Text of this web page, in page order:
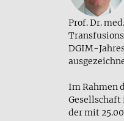
Prof. Dr.
DGIM-
Im Rahmen
Gesellschaft
der mit